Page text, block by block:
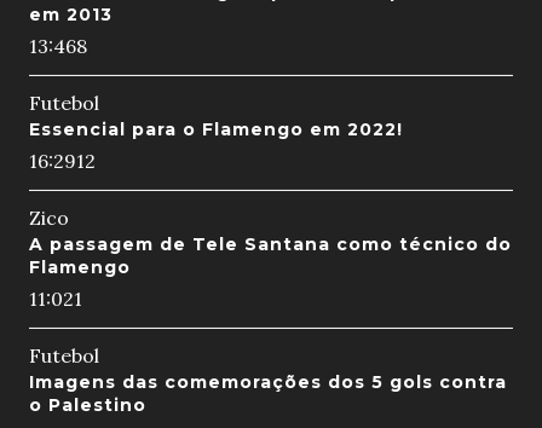
em 2013
13:468
Futebol
Essencial para o Flamengo em 2022!
16:2912
Zico
A passagem de Tele Santana como técnico do
Flamengo
11:021
Futebol
Imagens das comemorações dos 5 gols contra
o Palestino